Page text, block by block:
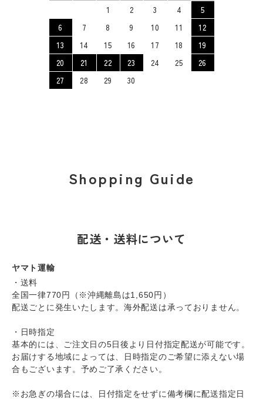
1
2 3 4
5
6
7 8 9 10 11
12
13
14 15 16 17 18
19
20
21 22 23 24 25
26
27
28 29 30
Shopping Guide
配送・送料について
ヤマト運輸
・送料
全国一律770円（※沖縄離島は1,650円）
配送ごとに発生いたします。海外配送は承っておりません。
・日時指定
基本的には、ご注文日の5日後より日付指定配送が可能です。
お届けする地域によっては、日時指定のご希望に添えない場
合もございます。予めご了承ください。
※お急ぎの場合には、日付指定をせずに備考欄に配送指定日